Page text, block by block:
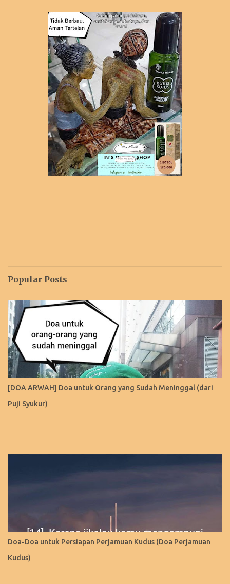
Popular Posts
[DOA ARWAH] Doa untuk Orang yang Sudah Meninggal (dari
Puji Syukur)
Doa-Doa untuk Persiapan Perjamuan Kudus (Doa Perjamuan
Kudus)